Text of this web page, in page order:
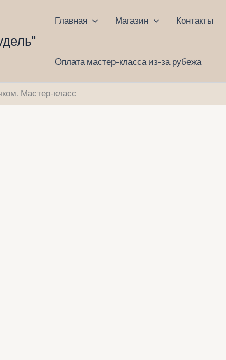
Главная Магазин Контакты
Оплата мастер-класса из-за рубежа
Мастер-класс